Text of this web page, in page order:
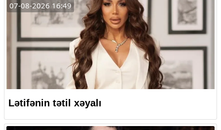
07-08-2026 16:49
Lətifənin tətil xəyalı